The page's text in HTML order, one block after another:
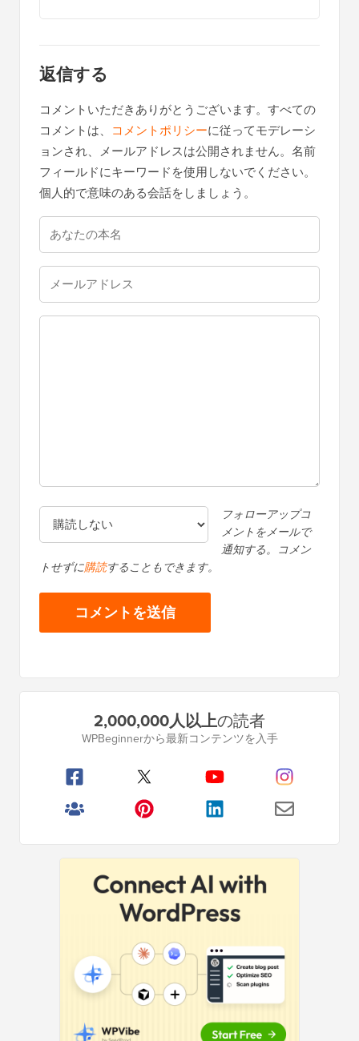
返信する
コメントいただきありがとうございます。すべての
コメントは、 コメントポリシーに従ってモデレーシ
ョンされ、メールアドレスは公開されません。名前
フィールドにキーワードを使用しないでください。
個人的で意味のある会話をしましょう。
フォローアップコ
メントをメールで
通知する。コメン
トせずに購読することもできます。
イ
2,000,000人以上の読者
WPBeginnerから最新コンテンツを入手